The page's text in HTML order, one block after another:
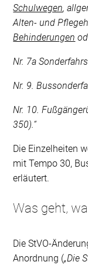
Schulwegen,
Alten- und
Behinderungen
Nr. 7a
Nr. 9.
Nr. 10.
350).“
Die Einzelheiten
mit Tempo 30,
erläutert.
Was geht,
Die StVO-
Anordnung („Die